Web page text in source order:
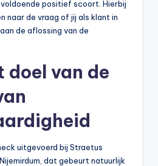
positief scoort. Hierbij
naar de vraag of jij als klant in
de aflossing van de
doel van de
uitgevoerd bij Straetus
dat gebeurt natuurlijk